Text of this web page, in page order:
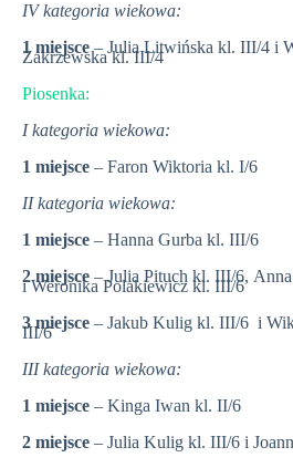
IV kategoria wiekowa:
1 miejsce– Julia Litwińska kl. III/4 i
Zakrzewska kl. III/4
Piosenka:
I kategoria wiekowa:
1 miejsce – Faron Wiktoria kl. I/6
II kategoria wiekowa:
1 miejsce – Hanna Gurba kl. III/6
2 miejsce – Julia Pituch kl. III/6,
i Weronika Polakiewicz kl. III/6
3 miejsce – Jakub Kulig kl. III/6 i
III/6
III kategoria wiekowa:
1 miejsce – Kinga Iwan kl. II/6
2 miejsce – Julia Kulig kl. III/6 i